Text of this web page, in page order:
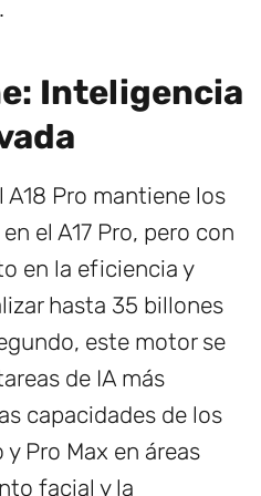
Inteligencia
A18 Pro mantiene los
el A17 Pro, pero con
en la eficiencia y
hasta 35 billones
este motor se
de IA más
capacidades de los
Pro Max en áreas
facial y la